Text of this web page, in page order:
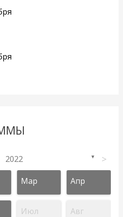
2022 ▼ >
Мар Апр
Июл Авг